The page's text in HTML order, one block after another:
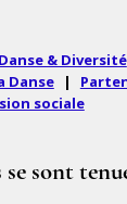
& Diversité
Danse
|
sociale
se sont